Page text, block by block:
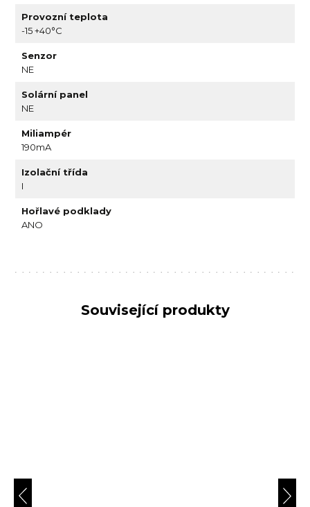
Provozní teplota
-15 +40°C
Senzor
NE
Solární panel
NE
Miliampér
190mA
Izolační třída
I
Hořlavé podklady
ANO
Související produkty